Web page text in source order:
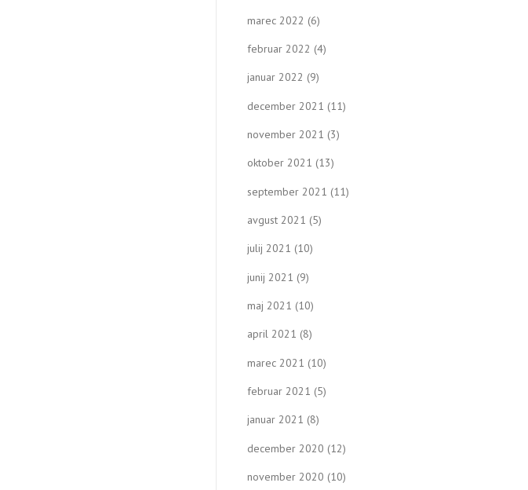
marec 2022 (6)
februar 2022 (4)
januar 2022 (9)
december 2021 (11)
november 2021 (3)
oktober 2021 (13)
september 2021 (11)
avgust 2021 (5)
julij 2021 (10)
junij 2021 (9)
maj 2021 (10)
april 2021 (8)
marec 2021 (10)
februar 2021 (5)
januar 2021 (8)
december 2020 (12)
november 2020 (10)